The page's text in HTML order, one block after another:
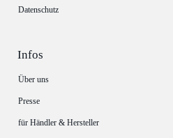
Datenschutz
Infos
Über uns
Presse
für Händler & Hersteller